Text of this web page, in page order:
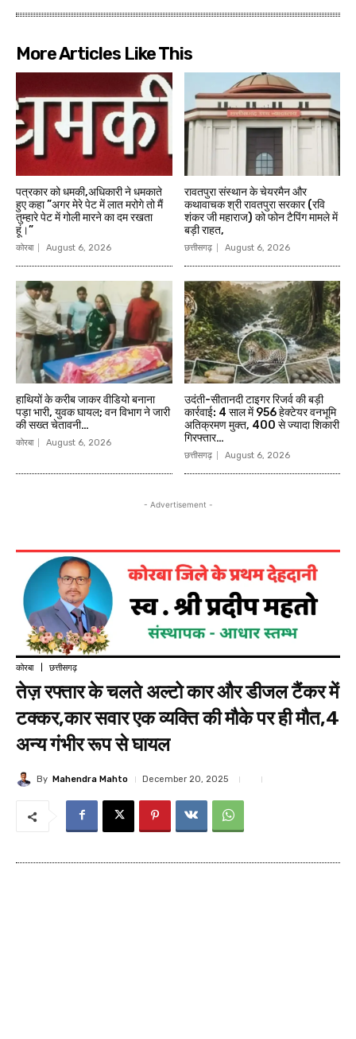
More Articles Like This
पत्रकार को धमकी,अधिकारी ने धमकाते
हुए कहा ”अगर मेरे पेट में लात मरोगे तो मैं
तुम्हारे पेट में गोली मारने का दम रखता
हूं।”
कोरबा August 6, 2026
रावतपुरा संस्थान के चेयरमैन और
कथावाचक श्री रावतपुरा सरकार (रवि
शंकर जी महाराज) को फोन टैपिंग मामले में
बड़ी राहत,
छत्तीसगढ़ August 6, 2026
हाथियों के करीब जाकर वीडियो बनाना
पड़ा भारी, युवक घायल; वन विभाग ने जारी
की सख्त चेतावनी…
कोरबा August 6, 2026
उदंती-सीतानदी टाइगर रिजर्व की बड़ी
कार्रवाई: 4 साल में 956 हेक्टेयर वनभूमि
अतिक्रमण मुक्त, 400 से ज्यादा शिकारी
गिरफ्तार…
छत्तीसगढ़ August 6, 2026
- Advertisement -